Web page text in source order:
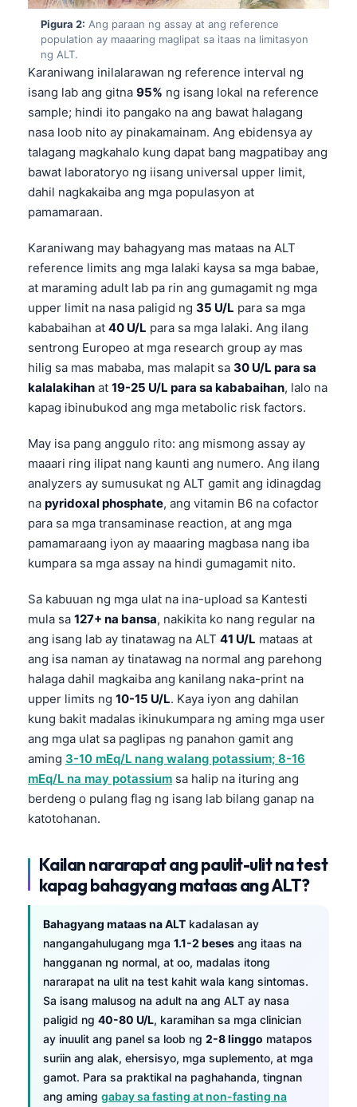
Pigura 2: Ang paraan ng assay at ang reference
population ay maaaring maglipat sa itaas na limitasyon
ng ALT.
Karaniwang inilalarawan ng reference interval ng
isang lab ang gitna 95% ng isang lokal na reference
sample; hindi ito pangako na ang bawat halagang
nasa loob nito ay pinakamainam. Ang ebidensya ay
talagang magkahalo kung dapat bang magpatibay ang
bawat laboratoryo ng iisang universal upper limit,
dahil nagkakaiba ang mga populasyon at
pamamaraan.
Karaniwang may bahagyang mas mataas na ALT
reference limits ang mga lalaki kaysa sa mga babae,
at maraming adult lab pa rin ang gumagamit ng mga
upper limit na nasa paligid ng 35 U/L para sa mga
kababaihan at 40 U/L para sa mga lalaki. Ang ilang
sentrong Europeo at mga research group ay mas
hilig sa mas mababa, mas malapit sa 30 U/L para sa
kalalakihan at 19-25 U/L para sa kababaihan, lalo na
kapag ibinubukod ang mga metabolic risk factors.
May isa pang anggulo rito: ang mismong assay ay
maaari ring ilipat nang kaunti ang numero. Ang ilang
analyzers ay sumusukat ng ALT gamit ang idinagdag
na pyridoxal phosphate, ang vitamin B6 na cofactor
para sa mga transaminase reaction, at ang mga
pamamaraang iyon ay maaaring magbasa nang iba
kumpara sa mga assay na hindi gumagamit nito.
Sa kabuuan ng mga ulat na ina-upload sa Kantesti
mula sa 127+ na bansa, nakikita ko nang regular na
ang isang lab ay tinatawag na ALT 41 U/L mataas at
ang isa naman ay tinatawag na normal ang parehong
halaga dahil magkaiba ang kanilang naka-print na
upper limits ng 10-15 U/L. Kaya iyon ang dahilan
kung bakit madalas ikinukumpara ng aming mga user
ang mga ulat sa paglipas ng panahon gamit ang
aming 3-10 mEq/L nang walang potassium; 8-16
mEq/L na may potassium sa halip na ituring ang
berdeng o pulang flag ng isang lab bilang ganap na
katotohanan.
Kailan nararapat ang paulit-ulit na test
kapag bahagyang mataas ang ALT?
Bahagyang mataas na ALT kadalasan ay
nangangahulugang mga 1.1-2 beses ang itaas na
hangganan ng normal, at oo, madalas itong
nararapat na ulit na test kahit wala kang sintomas.
Sa isang malusog na adult na ang ALT ay nasa
paligid ng 40-80 U/L, karamihan sa mga clinician
ay inuulit ang panel sa loob ng 2-8 linggo matapos
suriin ang alak, ehersisyo, mga suplemento, at mga
gamot. Para sa praktikal na paghahanda, tingnan
ang aming gabay sa fasting at non-fasting na